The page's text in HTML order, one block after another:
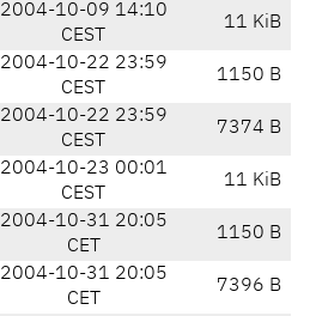
2004-10-09 14:10
CEST
11 KiB
2004-10-22 23:59
CEST
1150 B
2004-10-22 23:59
CEST
7374 B
2004-10-23 00:01
CEST
11 KiB
2004-10-31 20:05
CET
1150 B
2004-10-31 20:05
CET
7396 B